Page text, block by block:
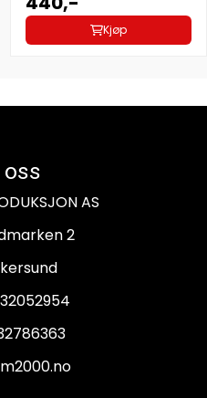
Kjøp
oss
AS
2